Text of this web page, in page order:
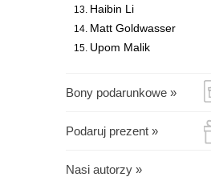
Haibin Li
Matt Goldwasser
Upom Malik
Bony podarunkowe »
Podaruj prezent »
Nasi autorzy »